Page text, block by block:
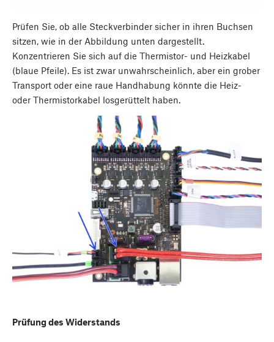
Prüfen Sie, ob alle Steckverbinder sicher in ihren Buchsen
sitzen, wie in der Abbildung unten dargestellt.
Konzentrieren Sie sich auf die Thermistor- und Heizkabel
(blaue Pfeile). Es ist zwar unwahrscheinlich, aber ein grober
Transport oder eine raue Handhabung könnte die Heiz-
oder Thermistorkabel losgerüttelt haben.
Prüfung des Widerstands